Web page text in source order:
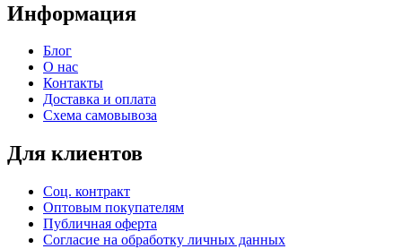
Информация
Блог
О нас
Контакты
Доставка и оплата
Схема самовывоза
Для клиентов
Соц. контракт
Оптовым покупателям
Публичная оферта
Согласие на обработку личных данных